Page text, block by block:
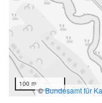
100 m
©Bundesamt für